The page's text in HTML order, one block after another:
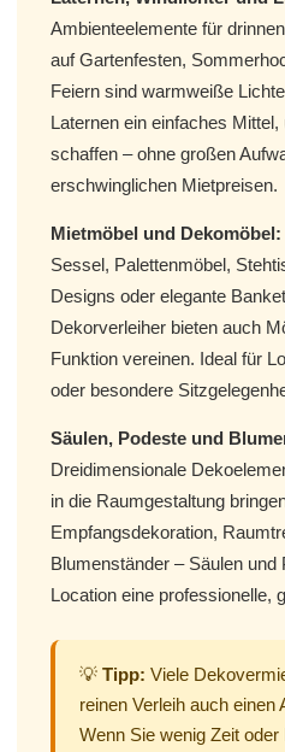
Ambienteelemente für
auf Gartenfesten,
Feiern sind warmweiße
Laternen ein einfaches
schaffen – ohne großen
erschwinglichen Mietpreisen.
Mietmöbel und Dekomöbel:
Sessel, Palettenmöbel,
Designs oder elegante
Dekorverleiher bieten auch
Funktion vereinen. Ideal für
oder besondere
Säulen, Podeste und
Dreidimensionale
in die Raumgestaltung
Empfangsdekoration,
Blumenständer – Säulen und
Location eine professionelle,
💡 Tipp: Viele
reinen Verleih auch einen
Wenn Sie wenig Zeit